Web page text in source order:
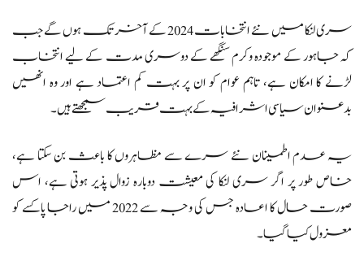
سری لنکا میں نئے انتخابات 2024 کے آخر تک ہوں گے جب
کہ جاہور کے موجودہ وکرم سنگھے کے دوسری مدت کے لیے انتخاب
لڑنے کا امکان ہے، تاہم عوام کو ان پر بہت کم اعتماد ہے اور وہ انھیں
بدعنوان سیاسی اشرافیہ کے بہت قریب سمجھتے ہیں۔
یہ عدم اطمینان نئے سرے سے مظاہروں کا باعث بن سکتا ہے،
خاص طور پر اگر سری لنکا کی معیشت دوبارہ زوال پذیر ہوتی ہے، اس
صورت حال کا اعادہ جس کی وجہ سے 2022 میں راجا پاکسے کو
معزول کیا گیا۔